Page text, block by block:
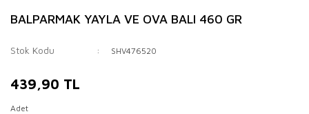
BALPARMAK YAYLA VE OVA BALI 460 GR
Stok Kodu SHV476520
439,90 TL
Adet